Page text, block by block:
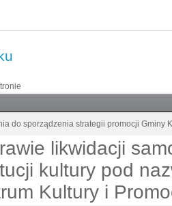
do sporządzenia strategii promocji Gminy
likwidacji
kultury pod
Kultury i